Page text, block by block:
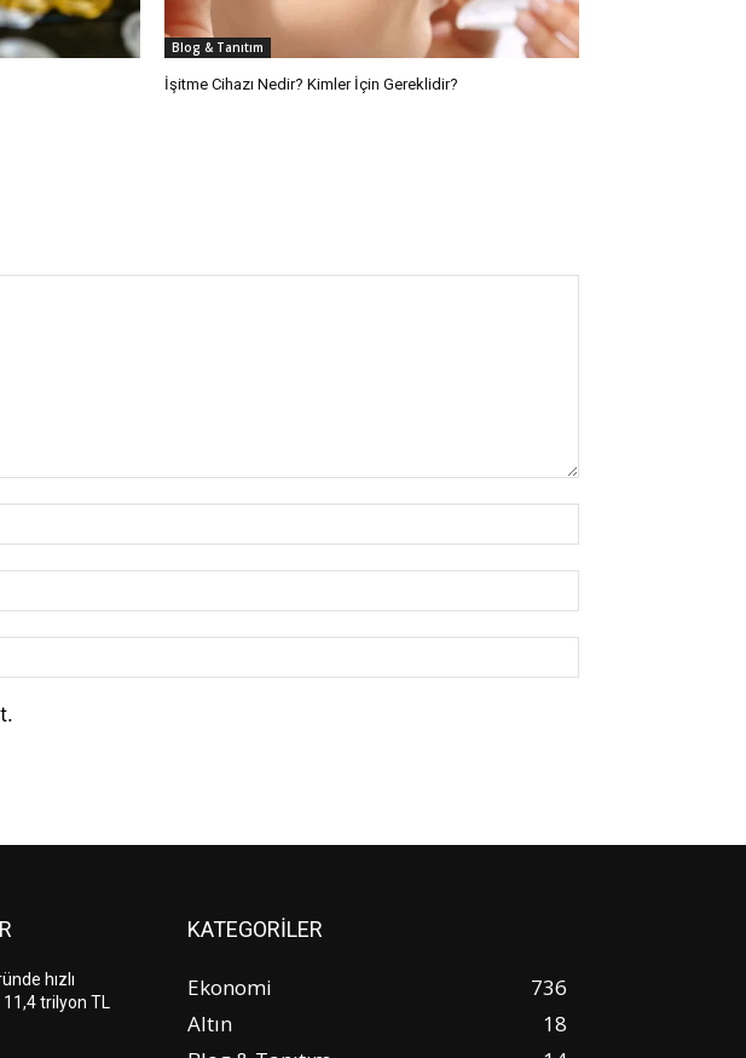
Blog & Tanıtım
İşitme Cihazı Nedir? Kimler İçin Gereklidir?
hızlı
trilyon TL
KATEGORİLER
Ekonomi
736
Altın
18